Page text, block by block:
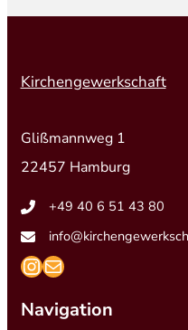
Kirchengewerkschaft
Glißmannweg 1
22457 Hamburg
+49 40 6 51 43 80
https://
Navigation